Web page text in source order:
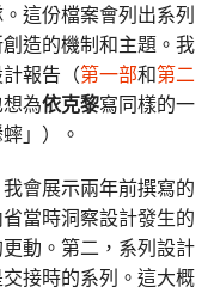
這份檔案會列出系列
造的機制和主題。我
報告（第一部和第二
為依克黎寫同樣的一
」）。
會展示兩年前撰寫的
當時洞察設計發生的
動。第二，系列設計
接時的系列。這大概